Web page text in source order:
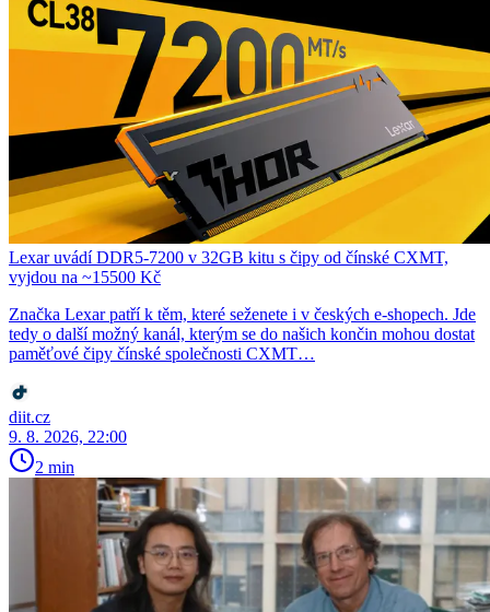
Lexar uvádí DDR5-7200 v 32GB kitu s čipy od čínské CXMT,
vyjdou na ~15500 Kč
Značka Lexar patří k těm, které seženete i v českých e-shopech. Jde
tedy o další možný kanál, kterým se do našich končin mohou dostat
paměťové čipy čínské společnosti CXMT…
diit.cz
9. 8. 2026, 22:00
2 min